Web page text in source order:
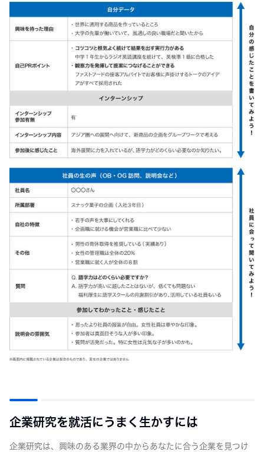
企業研究を就活にうまく生かすには
企業研究は、興味のある業界の中からあなたに合う企業を見つけ